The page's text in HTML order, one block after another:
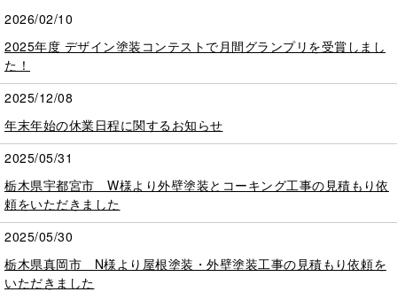
2026/02/10
2025年度 デザイン塗装コンテストで月間グランプリを受賞しまし
た！
2025/12/08
年末年始の休業日程に関するお知らせ
2025/05/31
栃木県宇都宮市 W様より外壁塗装とコーキング工事の見積もり依
頼をいただきました
2025/05/30
栃木県真岡市 N様より屋根塗装・外壁塗装工事の見積もり依頼を
いただきました